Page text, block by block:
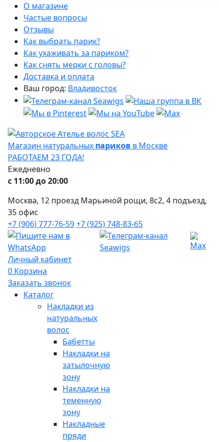
О магазине
Частые вопросы
Отзывы
Как выбрать парик?
Как ухаживать за париком?
Как снять мерки с головы?
Доставка и оплата
Ваш город: Владивосток
Магазин натуральных париков в Москве
РАБОТАЕМ 23 ГОДА!
Ежедневно
с 11:00 до 20:00
Москва, 12 проезд Марьиной рощи, 8с2, 4 подъезд,
35 офис
+7 (906) 777-76-59+7 (925) 748-83-65
Личный кабинет
0 Корзина
Заказать звонок
Каталог
Накладки из
натуральных
волос
Бабетты
Накладки на
затылочную
зону
Накладки на
теменную
зону
Накладные
пряди